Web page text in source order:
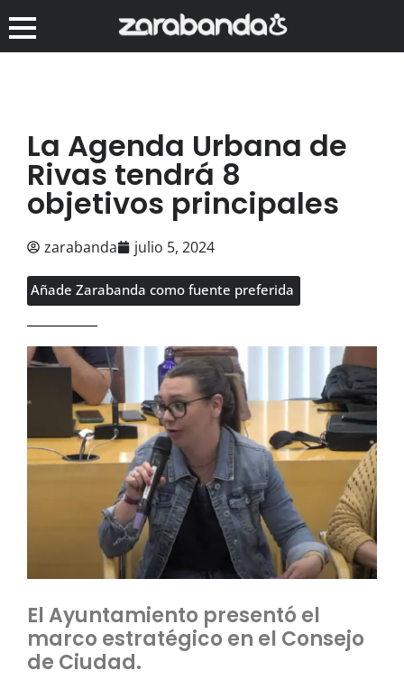
La Agenda Urbana de
Rivas tendrá 8
objetivos principales
zarabanda julio 5, 2024
Añade Zarabanda como fuente preferida
El Ayuntamiento presentó el
marco estratégico en el Consejo
de Ciudad.